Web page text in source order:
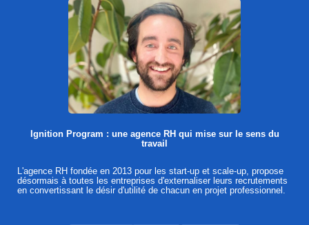
Ignition Program : une agence RH qui mise sur le sens du
travail
L'agence RH fondée en 2013 pour les start-up et scale-up, propose
désormais à toutes les entreprises d'externaliser leurs recrutements
en convertissant le désir d'utilité de chacun en projet professionnel.